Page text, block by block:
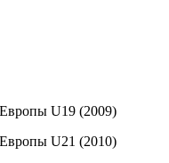
U19 (2009)
U21 (2010)